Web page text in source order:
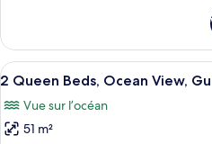
Ocean
View,
Guest
Room
le
type
de
King
Afficher
toutes
les
photos
5
2 Queen Beds, Ocean View,
Vue sur l’océan
51 m²